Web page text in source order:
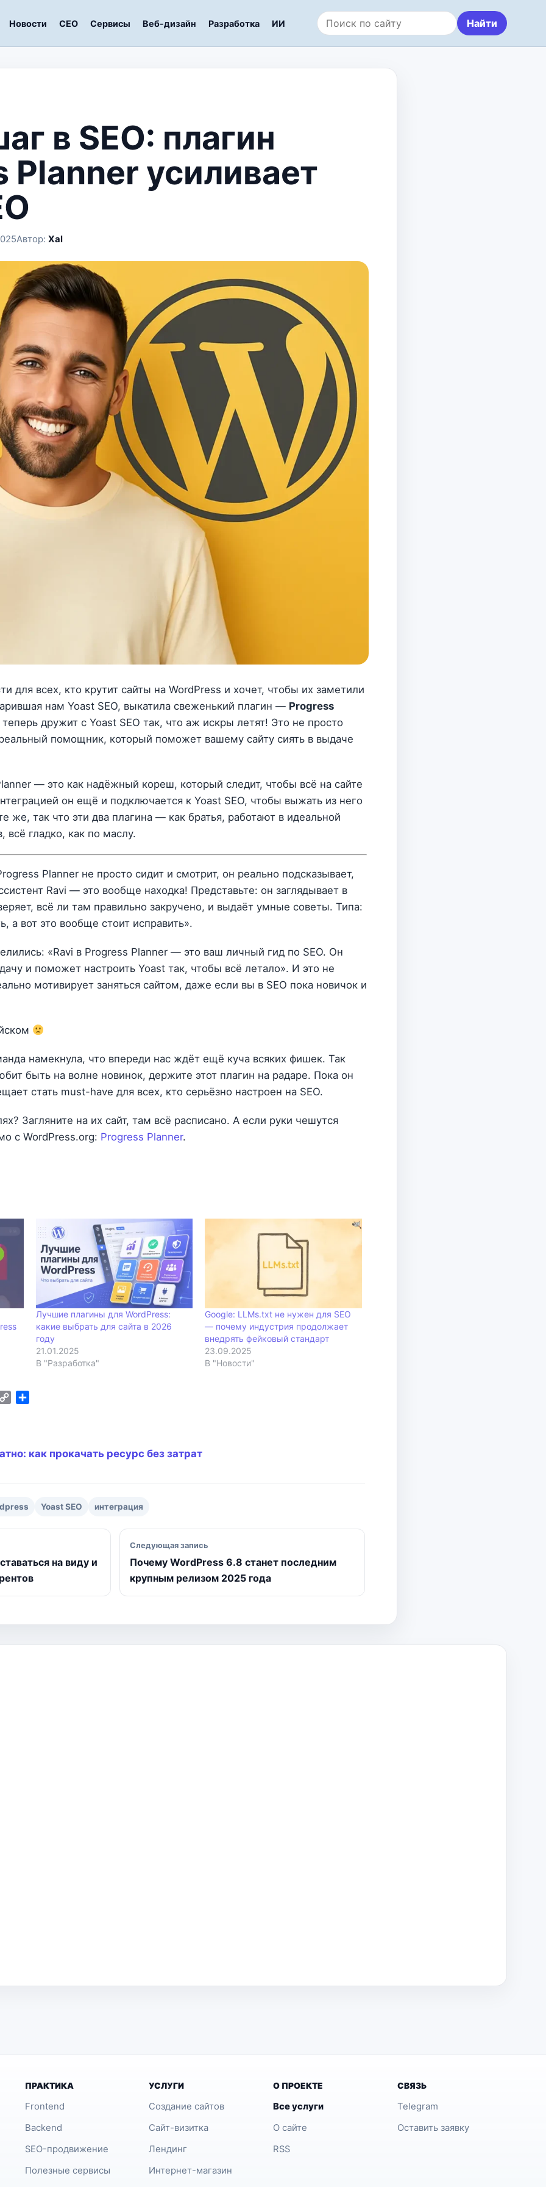
Новости СЕО Сервисы Веб-дизайн Разработка ИИ
Поиск по сайту
Найти
в SEO: плагин
Planner усиливает
Автор: Xal
для всех, кто крутит сайты на WordPress и хочет, чтобы их заметили
нам Yoast SEO, выкатила свеженький плагин — Progress
дружит с Yoast SEO так, что аж искры летят! Это не просто
помощник, который поможет вашему сайту сиять в выдаче
— это как надёжный кореш, который следит, чтобы всё на сайте
он ещё и подключается к Yoast SEO, чтобы выжать из него
же, так что эти два плагина — как братья, работают в идеальной
всё гладко, как по маслу.
Planner не просто сидит и смотрит, он реально подсказывает,
Ravi — это вообще находка! Представьте: он заглядывает в
всё ли там правильно закручено, и выдаёт умные советы. Типа:
а вот это вообще стоит исправить».
«Ravi в Progress Planner — это ваш личный гид по SEO. Он
и поможет настроить Yoast так, чтобы всё летало». И это не
мотивирует заняться сайтом, даже если вы в SEO пока новичок и
намекнула, что впереди нас ждёт ещё куча всяких фишек. Так
быть на волне новинок, держите этот плагин на радаре. Пока он
стать must-have для всех, кто серьёзно настроен на SEO.
Загляните на их сайт, там всё расписано. А если руки чешутся
с WordPress.org: Progress Planner.
Лучшие плагины для WordPress:
какие выбрать для сайта в 2026
году
21.01.2025
В "Разработка"
Google: LLMs.txt не нужен для SEO
— почему индустрия продолжает
внедрять фейковый стандарт
23.09.2025
В "Новости"
L
а
как прокачать ресурс без затрат
Yoast SEO интеграция
на виду и
Следующая запись
Почему WordPress 6.8 станет последним
крупным релизом 2025 года
ПРАКТИКА
Frontend
Backend
SEO-продвижение
Полезные сервисы
УСЛУГИ
Создание сайтов
Сайт-визитка
Лендинг
Интернет-магазин
О ПРОЕКТЕ
Все услуги
О сайте
RSS
СВЯЗЬ
Telegram
Оставить заявку